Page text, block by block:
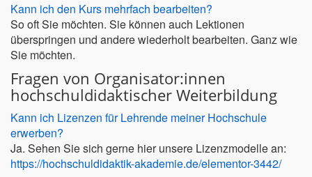
Kann ich den Kurs mehrfach bearbeiten?
So oft Sie möchten. Sie können auch Lektionen
überspringen und andere wiederholt bearbeiten. Ganz wie
Sie möchten.
Fragen von Organisator:innen
hochschuldidaktischer Weiterbildung
Kann ich Lizenzen für Lehrende meiner Hochschule
erwerben?
Ja. Sehen Sie sich gerne hier unsere Lizenzmodelle an:
https://hochschuldidaktik-akademie.de/elementor-3442/